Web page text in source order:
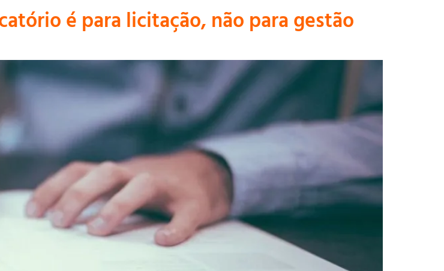
é para licitação, não para gestão